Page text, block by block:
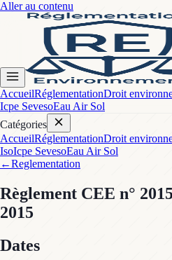
Aller au contenu
AccueilRéglementationDroit
Icpe SevesoEau Air Sol
Catégories
AccueilRéglementationDroit
IsoIcpe SevesoEau Air Sol
←Reglementation
Règlement CEE n°
2015
Dates